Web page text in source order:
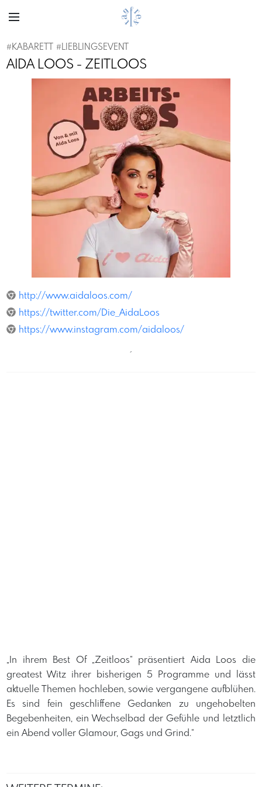
#KABARETT #LIEBLINGSEVENT
AIDA LOOS - ZEITLOOS
Previous
http://www.aidaloos.com/
https://twitter.com/Die_AidaLoos
https://www.instagram.com/aidaloos/
´
„In ihrem Best Of „Zeitloos“ präsentiert Aida Loos die
greatest Witz ihrer bisherigen 5 Programme und lässt
aktuelle Themen hochleben, sowie vergangene aufblühen.
Es sind fein geschliffene Gedanken zu ungehobelten
Begebenheiten, ein Wechselbad der Gefühle und letztlich
ein Abend voller Glamour, Gags und Grind.“